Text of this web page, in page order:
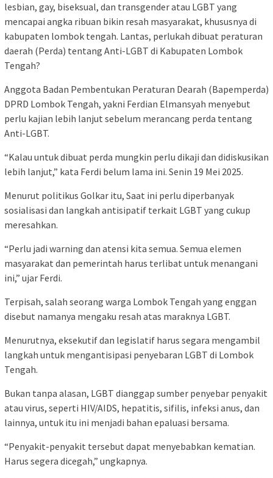
lesbian, gay, biseksual, dan transgender atau LGBT yang
mencapai angka ribuan bikin resah masyarakat, khususnya di
kabupaten lombok tengah. Lantas, perlukah dibuat peraturan
daerah (Perda) tentang Anti-LGBT di Kabupaten Lombok
Tengah?
Anggota Badan Pembentukan Peraturan Dearah (Bapemperda)
DPRD Lombok Tengah, yakni Ferdian Elmansyah menyebut
perlu kajian lebih lanjut sebelum merancang perda tentang
Anti-LGBT.
“Kalau untuk dibuat perda mungkin perlu dikaji dan didiskusikan
lebih lanjut,” kata Ferdi belum lama ini. Senin 19 Mei 2025.
Menurut politikus Golkar itu, Saat ini perlu diperbanyak
sosialisasi dan langkah antisipatif terkait LGBT yang cukup
meresahkan.
“Perlu jadi warning dan atensi kita semua. Semua elemen
masyarakat dan pemerintah harus terlibat untuk menangani
ini,” ujar Ferdi.
Terpisah, salah seorang warga Lombok Tengah yang enggan
disebut namanya mengaku resah atas maraknya LGBT.
Menurutnya, eksekutif dan legislatif harus segara mengambil
langkah untuk mengantisipasi penyebaran LGBT di Lombok
Tengah.
Bukan tanpa alasan, LGBT dianggap sumber penyebar penyakit
atau virus, seperti HIV/AIDS, hepatitis, sifilis, infeksi anus, dan
lainnya, untuk itu ini menjadi bahan epaluasi bersama.
“Penyakit-penyakit tersebut dapat menyebabkan kematian.
Harus segera dicegah,” ungkapnya.